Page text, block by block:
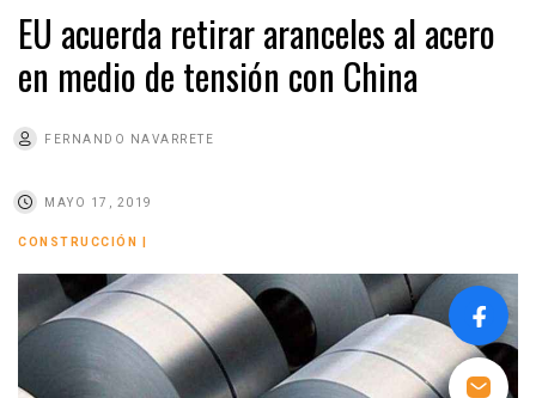
EU acuerda retirar aranceles al acero
en medio de tensión con China
FERNANDO NAVARRETE
MAYO 17, 2019
CONSTRUCCIÓN